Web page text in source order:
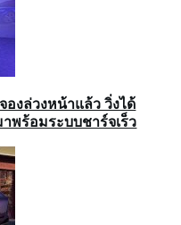
องล่วงหน้าแล้ว วิ่งได้
าพร้อมระบบชาร์จเร็ว